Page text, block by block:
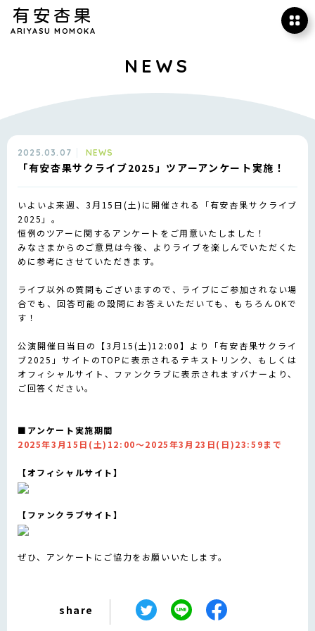
有安杏果
ARIYASU MOMOKA
NEWS
2025.03.07 NEWS
「有安杏果サクライブ2025」ツアーアンケート実施！
いよいよ来週、3月15日(土)に開催される「有安杏果サクライブ
2025」。
恒例のツアーに関するアンケートをご用意いたしました！
みなさまからのご意見は今後、よりライブを楽しんでいただくた
めに参考にさせていただきます。
ライブ以外の質問もございますので、ライブにご参加されない場
合でも、回答可能の設問にお答えいただいても、もちろんOKで
す！
公演開催日当日の【3月15(土)12:00】より「有安杏果サクライ
ブ2025」サイトのTOPに表示されるテキストリンク、もしくは
オフィシャルサイト、ファンクラブに表示されますバナーより、
ご回答ください。
■アンケート実施期間
2025年3月15日(土)12:00～2025年3月23日(日)23:59まで
【オフィシャルサイト】
【ファンクラブサイト】
ぜひ、アンケートにご協力をお願いいたします。
share